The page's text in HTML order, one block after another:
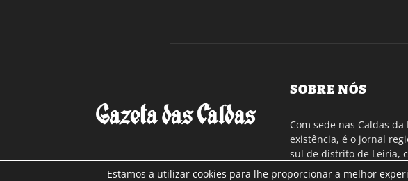
SOBRE NÓS
Com sede nas Caldas
existência, é o jornal
sul de distrito de Leiria,
a região Oeste. Jornal
Estamos a utilizar cookies para lhe proporcionar a melhor